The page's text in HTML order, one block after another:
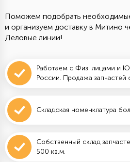
Поможем подобрать
и организуем доставку в Митино
Деловые линии!
Работаем с Физ. лицами и
России. Продажа запчастей
Складская номенклатура
Собственный склад
500 кв.м.